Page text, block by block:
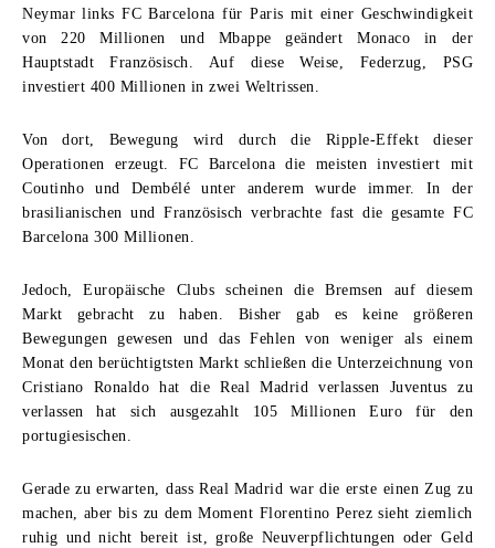
Neymar links FC Barcelona für Paris mit einer Geschwindigkeit
von 220 Millionen und Mbappe geändert Monaco in der
Hauptstadt Französisch. Auf diese Weise, Federzug, PSG
investiert 400 Millionen in zwei Weltrissen.
Von dort, Bewegung wird durch die Ripple-Effekt dieser
Operationen erzeugt. FC Barcelona die meisten investiert mit
Coutinho und Dembélé unter anderem wurde immer. In der
brasilianischen und Französisch verbrachte fast die gesamte FC
Barcelona 300 Millionen.
Jedoch, Europäische Clubs scheinen die Bremsen auf diesem
Markt gebracht zu haben. Bisher gab es keine größeren
Bewegungen gewesen und das Fehlen von weniger als einem
Monat den berüchtigtsten Markt schließen die Unterzeichnung von
Cristiano Ronaldo hat die Real Madrid verlassen Juventus zu
verlassen hat sich ausgezahlt 105 Millionen Euro für den
portugiesischen.
Gerade zu erwarten, dass Real Madrid war die erste einen Zug zu
machen, aber bis zu dem Moment Florentino Perez sieht ziemlich
ruhig und nicht bereit ist, große Neuverpflichtungen oder Geld